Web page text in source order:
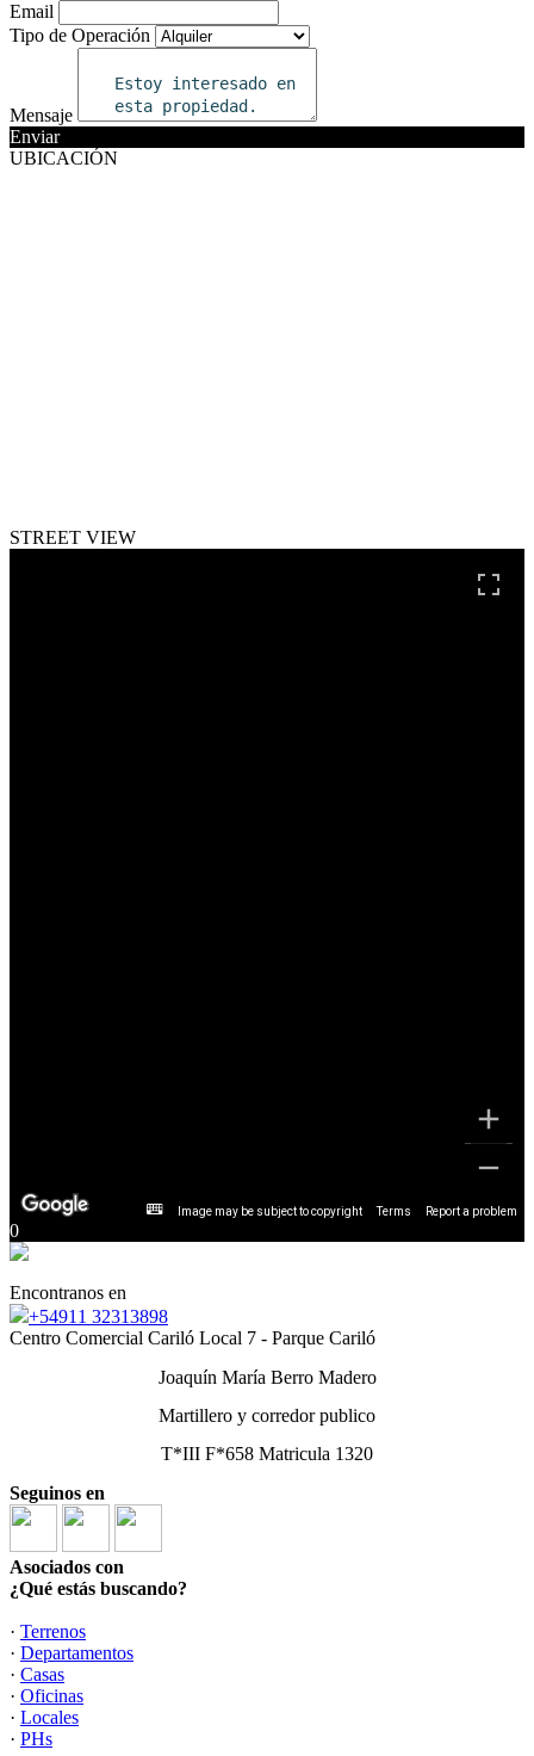
Email
Tipo de Operación
Mensaje
Enviar
UBICACIÓN
STREET VIEW
Image may be subject to copyright Terms Report a problem
0
Encontranos en
+54911 32313898
Centro Comercial Cariló Local 7 - Parque Cariló
Joaquín María Berro Madero
Martillero y corredor publico
T*III F*658 Matricula 1320
Seguinos en
Asociados con
¿Qué estás buscando?
· Terrenos
· Departamentos
· Casas
· Oficinas
· Locales
· PHs